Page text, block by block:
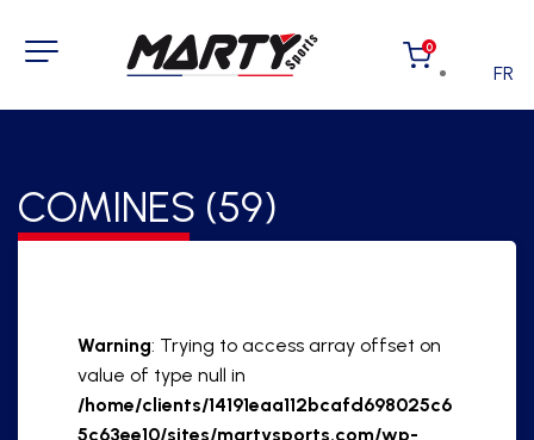
0
FR
COMINES (59)
Warning: Trying to access array offset on
value of type null in
/home/clients/14191eaa112bcafd698025c6
5c63ee10/sites/martysports.com/wp-